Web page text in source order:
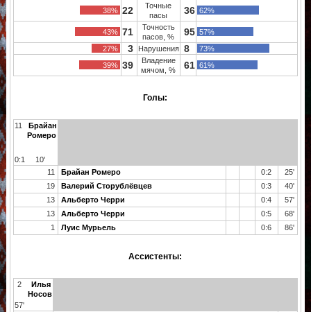
38% 22
Точные
пасы
36 62%
43% 71
Точность
пасов, %
95 57%
27%
3 Нарушения 8
73%
39% 39
Владение
мячом, %
61 61%
Голы:
11
Брайан
Ромеро
0:1
10'
11
Брайан Ромеро 0:2
25'
19
Валерий Сторублёвцев 0:3
40'
13
Альберто Черри 0:4
57'
13
Альберто Черри 0:5
68'
1
Луис Мурьель 0:6 86'
Ассистенты:
2
Илья
Носов
57'